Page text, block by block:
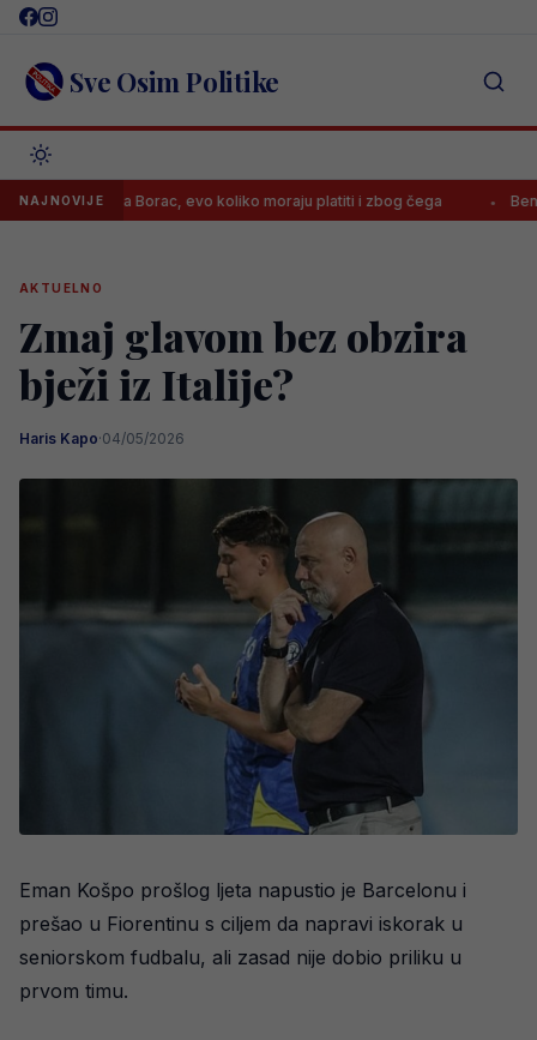
Skip
content Sve Osim Politike
NAJNOVIJE
kaznila Borac, evo koliko moraju platiti i zbog čega Benjamin
AKTUELNO
Zmaj glavom bez obzira
bježi iz Italije?
Haris Kapo·04/05/2026
Eman Košpo prošlog ljeta napustio je Barcelonu i
prešao u Fiorentinu s ciljem da napravi iskorak u
seniorskom fudbalu, ali zasad nije dobio priliku u
prvom timu.